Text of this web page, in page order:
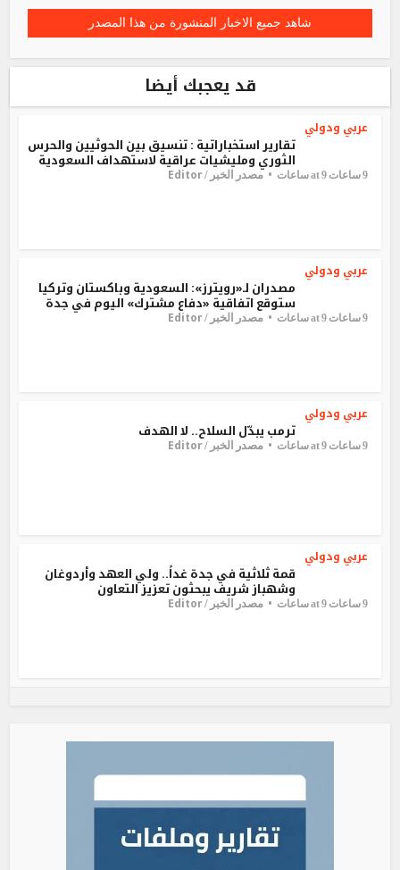
شاهد جميع الاخبار المنشورة من هذا المصدر
قد يعجبك أيضا
عربي ودولي
تقارير استخباراتية : تنسيق بين الحوثيين والحرس
الثوري ومليشيات عراقية لاستهداف السعودية
9 ساعات at 9 ساعات مصدر الخبر /Editor
عربي ودولي
مصدران لـ«رويترز»: السعودية وباكستان وتركيا
ستوقع اتفاقية «دفاع مشترك» اليوم في جدة
9 ساعات at 9 ساعات مصدر الخبر /Editor
عربي ودولي
ترمب يبدّل السلاح.. لا الهدف
9 ساعات at 9 ساعات مصدر الخبر /Editor
عربي ودولي
قمة ثلاثية في جدة غداً.. ولي العهد وأردوغان
وشهباز شريف يبحثون تعزيز التعاون
9 ساعات at 9 ساعات مصدر الخبر /Editor